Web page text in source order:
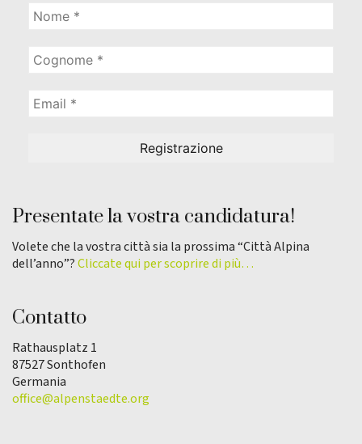
Presentate la vostra candidatura!
Volete che la vostra città sia la prossima “Città Alpina
dell’anno”?Cliccate qui per scoprire di più…
Contatto
Rathausplatz 1
87527 Sonthofen
Germania
office@alpenstaedte.org